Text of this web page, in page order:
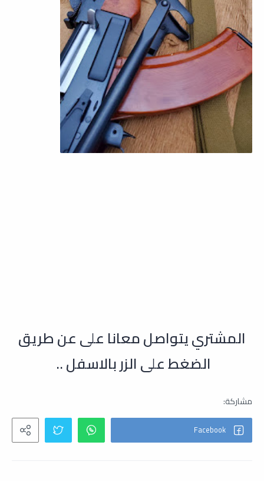
المشتري يتواصل معانا على عن طريق
الضغط على الزر بالاسفل ..